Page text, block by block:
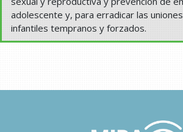
adolescente y, para erradicar las
infantiles tempranos y forzados.